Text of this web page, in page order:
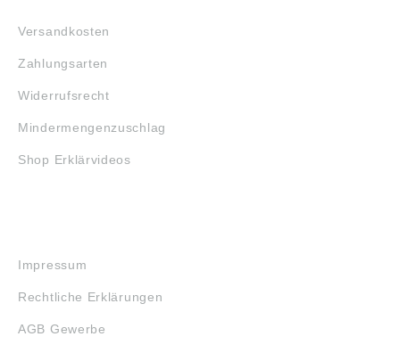
Versandkosten
Zahlungsarten
Widerrufsrecht
Mindermengenzuschlag
Shop Erklärvideos
Impressum
Rechtliche Erklärungen
AGB Gewerbe